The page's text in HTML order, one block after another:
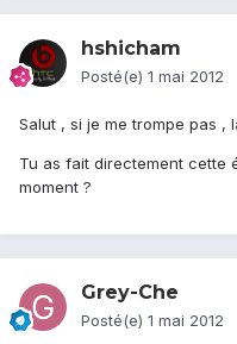
hshicham
Posté(e) 1 mai 2012
Salut , si je me trompe pas ,
Tu as fait directement cette
moment ?
Grey-Che
Posté(e) 1 mai 2012